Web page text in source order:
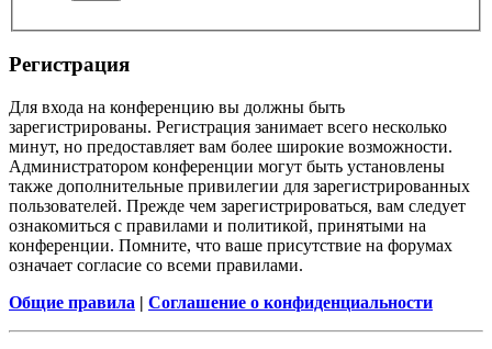
Регистрация
Для входа на конференцию вы должны быть
зарегистрированы. Регистрация занимает всего несколько
минут, но предоставляет вам более широкие возможности.
Администратором конференции могут быть установлены
также дополнительные привилегии для зарегистрированных
пользователей. Прежде чем зарегистрироваться, вам следует
ознакомиться с правилами и политикой, принятыми на
конференции. Помните, что ваше присутствие на форумах
означает согласие со всеми правилами.
Общие правила | Соглашение о конфиденциальности